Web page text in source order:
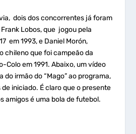
dois dos concorrentes já foram
Lobos, que jogou pela
em 1993, e Daniel Morón,
chileno que foi campeão da
Colo em 1991. Abaixo, um vídeo
do irmão do “Mago” ao programa,
iniciado. É claro que o presente
amigos é uma bola de futebol.